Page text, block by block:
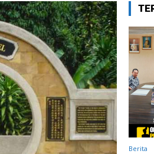
Berita